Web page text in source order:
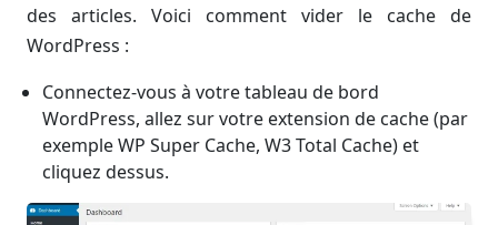
des articles. Voici comment vider le cache de
WordPress :
Connectez-vous à votre tableau de bord
WordPress, allez sur votre extension de cache (par
exemple WP Super Cache, W3 Total Cache) et
cliquez dessus.